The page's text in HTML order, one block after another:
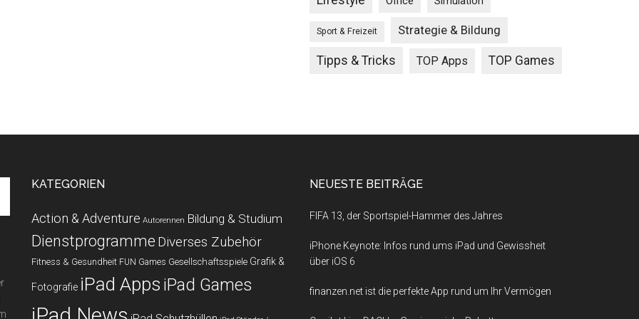
Sport & Freizeit Strategie & Bildung
Tipps & Tricks TOP Apps TOP Games
KATEGORIEN
Action & Adventure Autorennen Bildung & Studium
Dienstprogramme Diverses Zubehör
Fitness & Gesundheit FUN Games Gesellschaftsspiele Grafik &
Fotografie iPad Apps iPad Games
NEUESTE BEITRÄGE
FIFA 13, der Sportspiel-Hammer des Jahres
iPhone Keynote: Infos rund ums iPad und Gewissheit
über iOS 6
finanzen.net ist die perfekte App rund um Ihr Vermögen